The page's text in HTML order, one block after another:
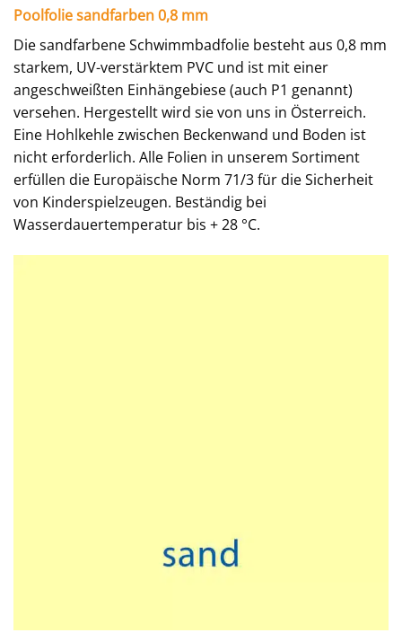
Poolfolie sandfarben 0,8 mm
Die sandfarbene Schwimmbadfolie besteht aus 0,8 mm
starkem, UV-verstärktem PVC und ist mit einer
angeschweißten Einhängebiese (auch P1 genannt)
versehen. Hergestellt wird sie von uns in Österreich.
Eine Hohlkehle zwischen Beckenwand und Boden ist
nicht erforderlich. Alle Folien in unserem Sortiment
erfüllen die Europäische Norm 71/3 für die Sicherheit
von Kinderspielzeugen. Beständig bei
Wasserdauertemperatur bis + 28 °C.